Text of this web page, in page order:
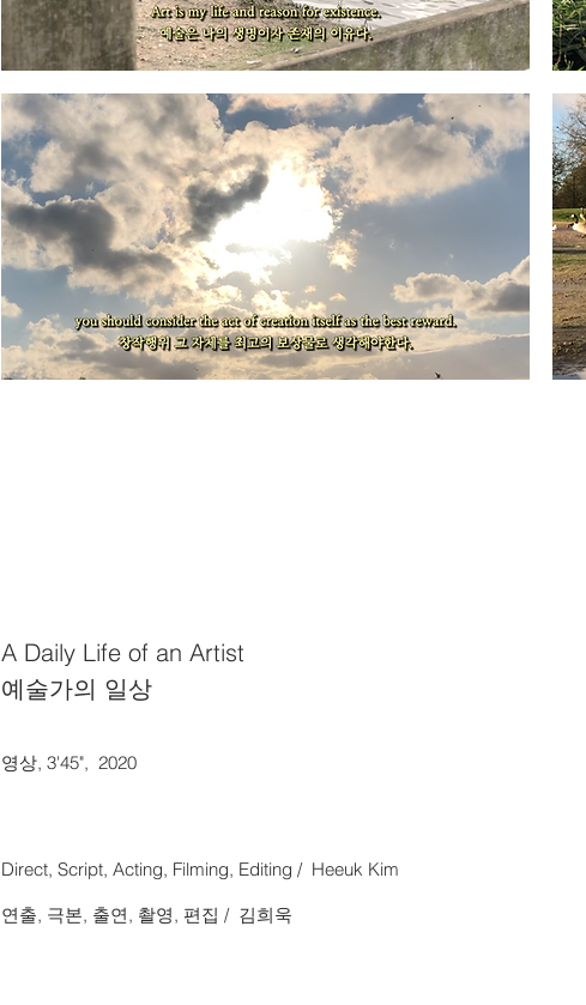
A Daily Life of an Artist
​예술가의 일상​
영상, 3'45", 2020
Direct, Script, Acting, Filming, Editing / Heeuk Kim
연출, 극본, 출연, 촬영, 편집 / 김희욱